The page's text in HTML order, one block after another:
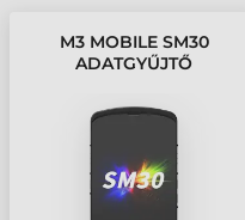
M3 MOBILE SM30
ADATGYŰJTŐ